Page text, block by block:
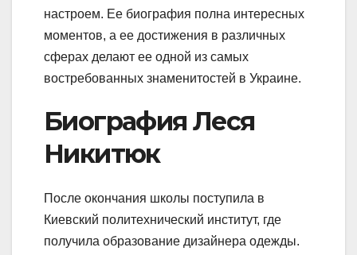
настроем. Ее биография полна интересных
моментов, а ее достижения в различных
сферах делают ее одной из самых
востребованных знаменитостей в Украине.
Биография Леся
Никитюк
После окончания школы поступила в
Киевский политехнический институт, где
получила образование дизайнера одежды.